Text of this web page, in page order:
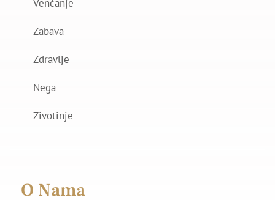
Venčanje
Zabava
Zdravlje
Nega
Zivotinje
O Nama